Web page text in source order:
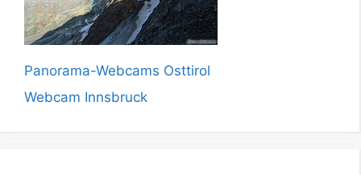
Panorama-Webcams Osttirol
Webcam Innsbruck